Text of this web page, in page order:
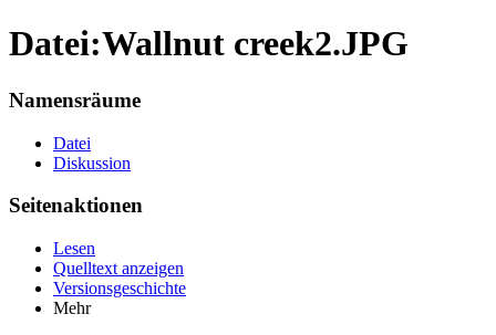
Datei:Wallnut creek2.JPG
Namensräume
Datei
Diskussion
Seitenaktionen
Lesen
Quelltext anzeigen
Versionsgeschichte
Mehr